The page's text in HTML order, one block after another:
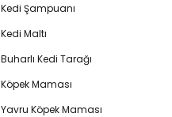
Kedi Şampuanı
Kedi Maltı
Buharlı Kedi Tarağı
Köpek Maması
Yavru Köpek Maması